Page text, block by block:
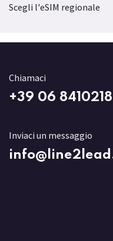
Scegli l'eSIM regionale
Chiamaci
+39 06
Inviaci un messaggio